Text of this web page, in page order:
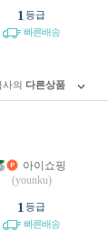
1 등급
빠른배송
사의 다른상품
아이쇼핑
(younku)
1 등급
빠른배송